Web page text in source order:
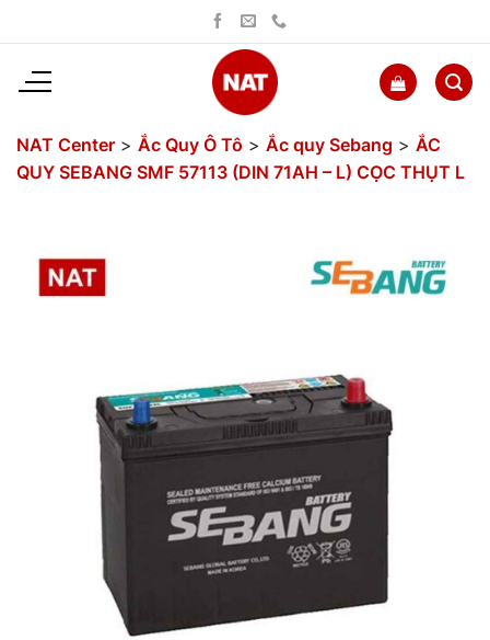
dung
NAT Center > Ắc Quy Ô Tô > Ắc quy Sebang > ẮC
QUY SEBANG SMF 57113 (DIN 71AH – L) CỌC THỤT L